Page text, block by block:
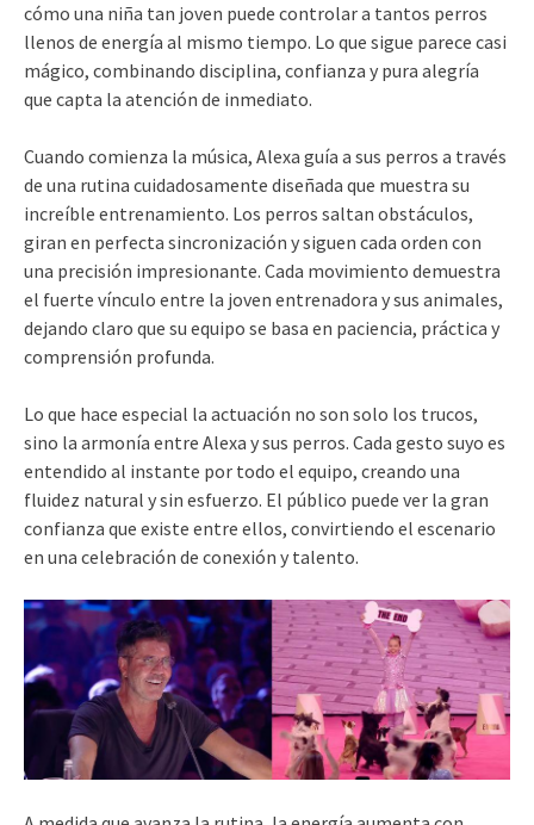
cómo una niña tan joven puede controlar a tantos perros
llenos de energía al mismo tiempo. Lo que sigue parece casi
mágico, combinando disciplina, confianza y pura alegría
que capta la atención de inmediato.
Cuando comienza la música, Alexa guía a sus perros a través
de una rutina cuidadosamente diseñada que muestra su
increíble entrenamiento. Los perros saltan obstáculos,
giran en perfecta sincronización y siguen cada orden con
una precisión impresionante. Cada movimiento demuestra
el fuerte vínculo entre la joven entrenadora y sus animales,
dejando claro que su equipo se basa en paciencia, práctica y
comprensión profunda.
Lo que hace especial la actuación no son solo los trucos,
sino la armonía entre Alexa y sus perros. Cada gesto suyo es
entendido al instante por todo el equipo, creando una
fluidez natural y sin esfuerzo. El público puede ver la gran
confianza que existe entre ellos, convirtiendo el escenario
en una celebración de conexión y talento.